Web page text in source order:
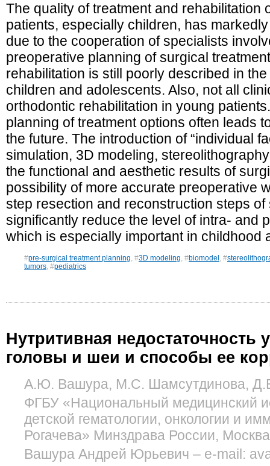
The quality of treatment and rehabilitation
patients, especially children, has
due to the cooperation of specialists
preoperative planning of surgical
rehabilitation is still poorly described in
children and adolescents. Also, not all
orthodontic rehabilitation in young
planning of treatment options often leads
the future. The introduction of “individual
simulation, 3D modeling,
the functional and aesthetic results of
possibility of more accurate preoperative
step resection and reconstruction steps
significantly reduce the level of intra- and
which is especially important in childhood
#pre-surgical treatment planning, #3D modeling, #biomodel , #
tumors, #pediatrics
Нутритивная недостаточность
головы и шеи и способы ее
А.Ю. Вашура, М.С. Шамсутдинова,
ФГБУ «Национальный медицинский
детской гематологии, онкологии и
Рогачева» Минздрава России, Москва
Вашура Андрей Юрьевич – e-mail: